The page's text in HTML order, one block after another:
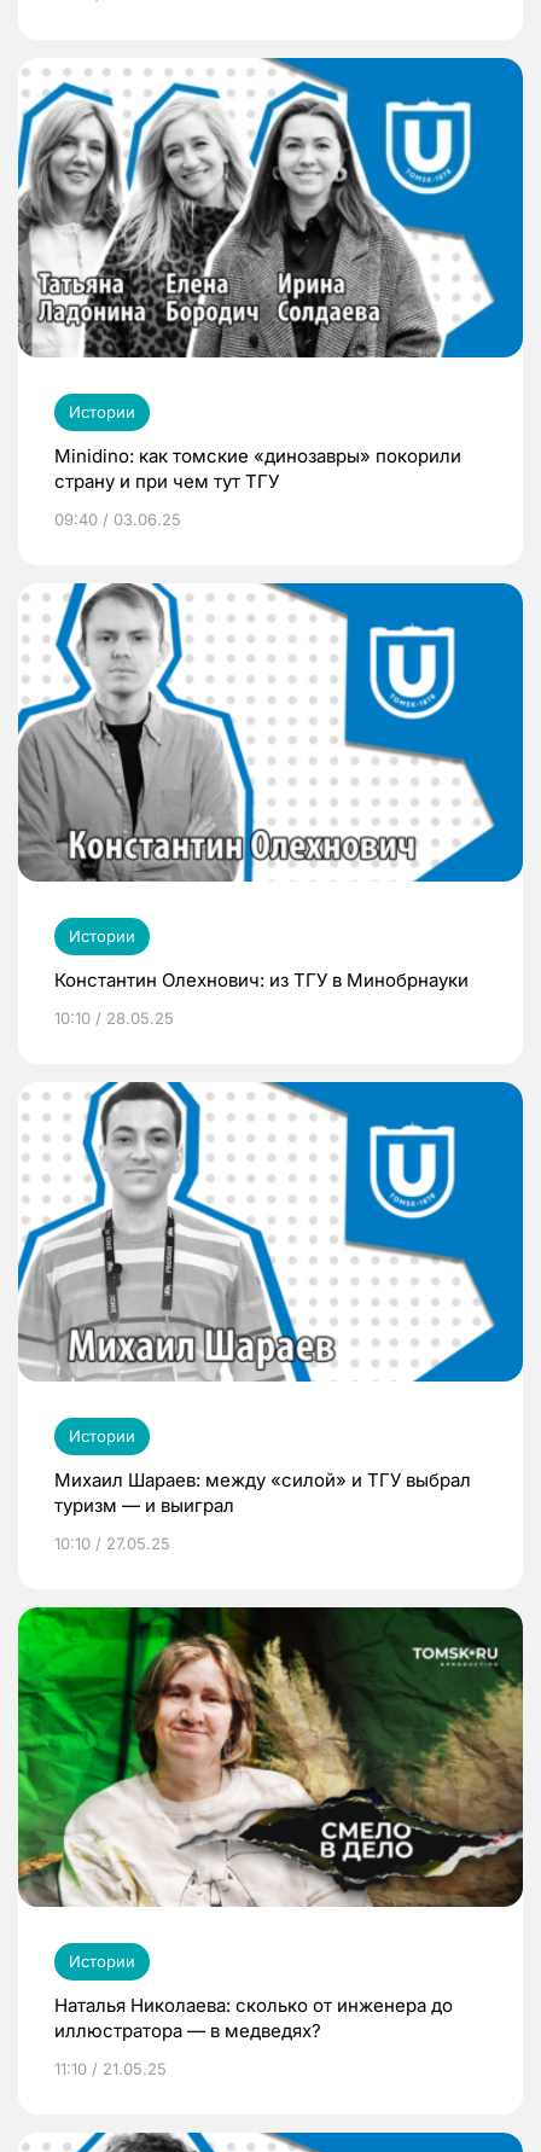
Истории
Minidino: как томские «динозавры» покорили
страну и при чем тут ТГУ
09:40 / 03.06.25
Истории
Константин Олехнович: из ТГУ в Минобрнауки
10:10 / 28.05.25
Истории
Михаил Шараев: между «силой» и ТГУ выбрал
туризм — и выиграл
10:10 / 27.05.25
Истории
Наталья Николаева: сколько от инженера до
иллюстратора — в медведях?
11:10 / 21.05.25